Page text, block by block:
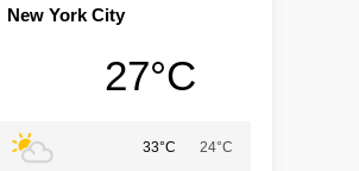
New York City
27°C
33°C 24°C